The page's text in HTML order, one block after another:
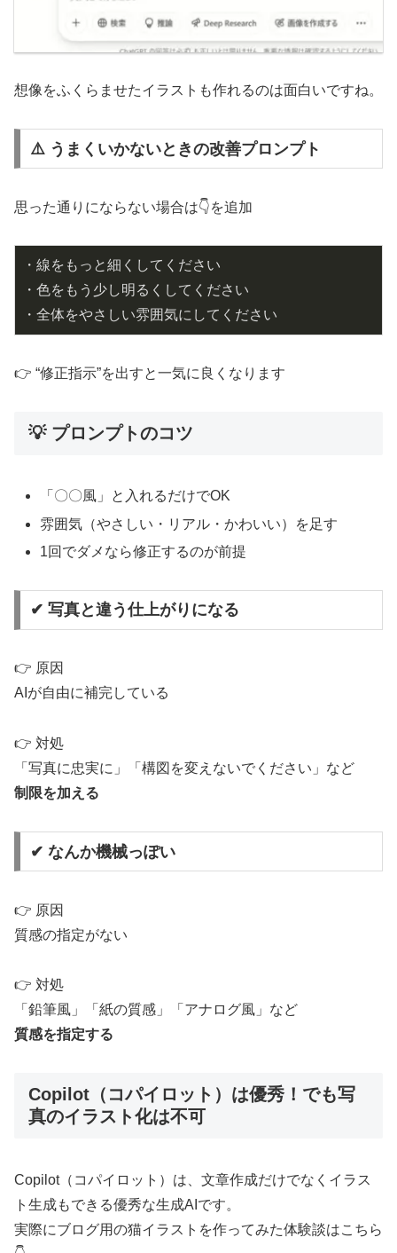
想像をふくらませたイラストも作れるのは面白いですね。
⚠️ うまくいかないときの改善プロンプト
思った通りにならない場合は👇を追加
・線をもっと細くしてください
・色をもう少し明るくしてください
・全体をやさしい雰囲気にしてください
👉 “修正指示”を出すと一気に良くなります
💡 プロンプトのコツ
「〇〇風」と入れるだけでOK
雰囲気（やさしい・リアル・かわいい）を足す
1回でダメなら修正するのが前提
✔ 写真と違う仕上がりになる
👉 原因
AIが自由に補完している
👉 対処
「写真に忠実に」「構図を変えないでください」など
制限を加える
✔ なんか機械っぽい
👉 原因
質感の指定がない
👉 対処
「鉛筆風」「紙の質感」「アナログ風」など
質感を指定する
Copilot（コパイロット）は優秀！でも写
真のイラスト化は不可
Copilot（コパイロット）は、文章作成だけでなくイラス
ト生成もできる優秀な生成AIです。
実際にブログ用の猫イラストを作ってみた体験談はこちら